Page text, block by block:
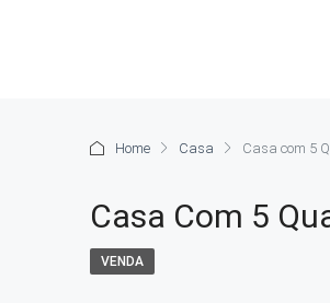
Home Casa Casa com 5
Casa Com 5
VENDA